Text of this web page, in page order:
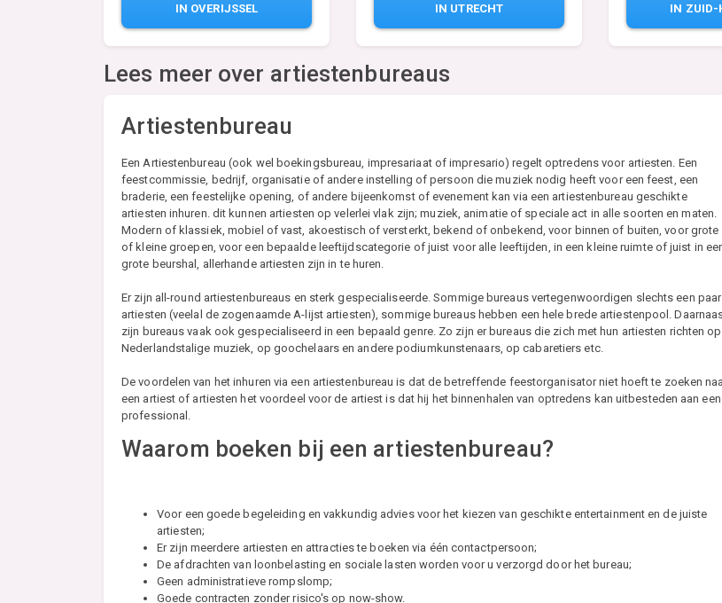
IN OVERIJSSEL
IN UTRECHT
IN ZUID-
Lees meer over artiestenbureaus
Artiestenbureau
Een Artiestenbureau (ook wel boekingsbureau, impresariaat of impresario) regelt optredens voor artiesten. Een
feestcommissie, bedrijf, organisatie of andere instelling of persoon die muziek nodig heeft voor een feest, een
braderie, een feestelijke opening, of andere bijeenkomst of evenement kan via een artiestenbureau geschikte
artiesten inhuren. dit kunnen artiesten op velerlei vlak zijn; muziek, animatie of speciale act in alle soorten en maten.
Modern of klassiek, mobiel of vast, akoestisch of versterkt, bekend of onbekend, voor binnen of buiten, voor grote
of kleine groepen, voor een bepaalde leeftijdscategorie of juist voor alle leeftijden, in een kleine ruimte of juist in
grote beurshal, allerhande artiesten zijn in te huren.
Er zijn all-round artiestenbureaus en sterk gespecialiseerde. Sommige bureaus vertegenwoordigen slechts een paar
artiesten (veelal de zogenaamde A-lijst artiesten), sommige bureaus hebben een hele brede artiestenpool.
zijn bureaus vaak ook gespecialiseerd in een bepaald genre. Zo zijn er bureaus die zich met hun artiesten richten op
Nederlandstalige muziek, op goochelaars en andere podiumkunstenaars, op cabaretiers etc.
De voordelen van het inhuren via een artiestenbureau is dat de betreffende feestorganisator niet hoeft te zoeken
een artiest of artiesten het voordeel voor de artiest is dat hij het binnenhalen van optredens kan uitbesteden aan een
professional.
Waarom boeken bij een artiestenbureau?
Voor een goede begeleiding en vakkundig advies voor het kiezen van geschikte entertainment en de juiste
artiesten;
Er zijn meerdere artiesten en attracties te boeken via één contactpersoon;
De afdrachten van loonbelasting en sociale lasten worden voor u verzorgd door het bureau;
Geen administratieve rompslomp;
Goede contracten zonder risico's op now-show.